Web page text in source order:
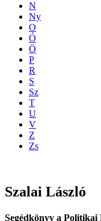
N
Ny
O
Ó
Ö
P
R
S
Sz
T
U
V
Z
Zs
Szalai László
Segédkönyv a Politikai